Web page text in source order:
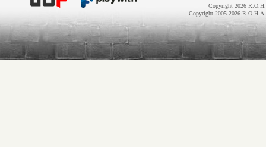
Copyright 2026
Copyright 2005-2026